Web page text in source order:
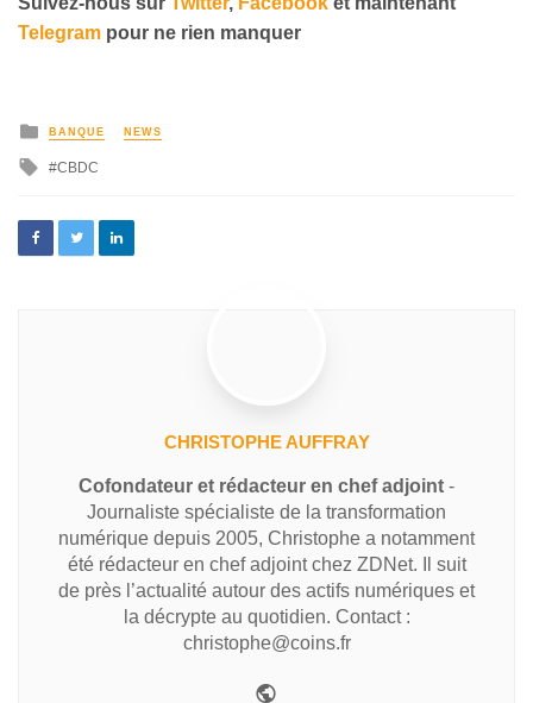
Telegram pour ne rien manquer
BANQUE NEWS
CBDC
CHRISTOPHE AUFFRAY
Cofondateur et rédacteur en chef adjoint -
Journaliste spécialiste de la transformation
numérique depuis 2005, Christophe a notamment
été rédacteur en chef adjoint chez ZDNet. Il suit
de près l’actualité autour des actifs numériques et
la décrypte au quotidien. Contact :
christophe@coins.fr